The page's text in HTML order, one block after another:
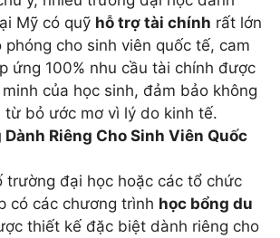
Mỹ có quỹ hỗ trợ tài chính rất lớn
phóng cho sinh viên quốc tế, cam
ứng 100% nhu cầu tài chính được
của học sinh, đảm bảo không
từ bỏ ước mơ vì lý do kinh tế.
Dành Riêng Cho Sinh Viên Quốc
trường đại học hoặc các tổ chức
có các chương trình học bổng du
thiết kế đặc biệt dành riêng cho